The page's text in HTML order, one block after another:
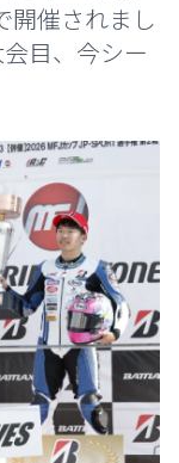
開催されまし
目、今シー